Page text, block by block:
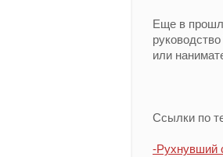
Еще в
или
Ссылки по
-Рухнувший